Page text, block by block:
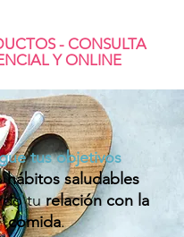
- CONSULTA
Y ONLINE
tus objetivos
hábitos saludables
turelación con la
comida.